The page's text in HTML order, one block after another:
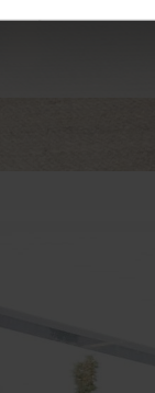
jaar kosteloos.